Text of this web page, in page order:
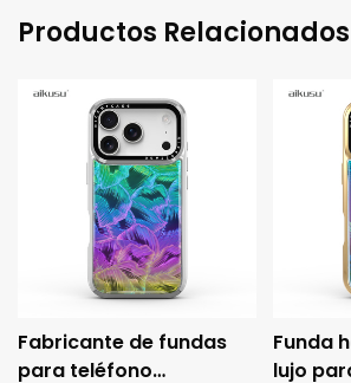
Productos Relacionados
Fabricante de fundas
para teléfono
Funda
lujo